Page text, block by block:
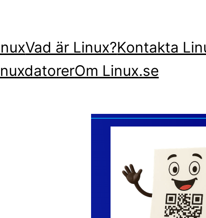
Vad är Linux?Kontakta
Om Linux.se